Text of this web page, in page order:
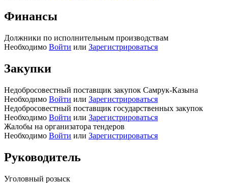
Финансы
Должники по исполнительным производствам
Необходимо Войти или Зарегистрироваться
Закупки
Недобросовестный поставщик закупок Самрук-Казына
Необходимо Войти или Зарегистрироваться
Недобросовестный поставщик государственных закупок
Необходимо Войти или Зарегистрироваться
Жалобы на организатора тендеров
Необходимо Войти или Зарегистрироваться
Руководитель
Уголовный розыск